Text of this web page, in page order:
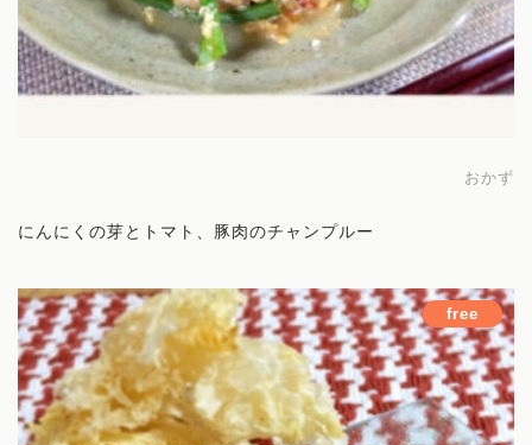
お問い合わせ
おかず
にんにくの芽とトマト、豚肉のチャンプルー
free